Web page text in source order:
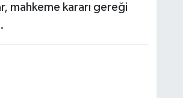
mahkeme kararı gereği